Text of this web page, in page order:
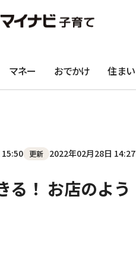
マネー おでかけ 住まい
更新 2022年02月28日 14:27
る！ お店のよう